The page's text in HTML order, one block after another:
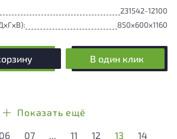
231542-12100
850x600x1160
В один клик
Показать ещё
06 07 ... 11 12 13 14